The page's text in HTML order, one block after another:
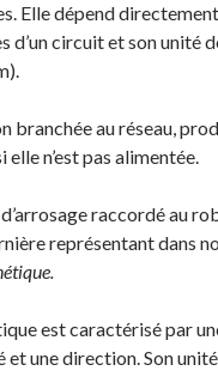
Elle dépend
d’un circuit et son unité
branchée au réseau,
n’est pas alimentée.
raccordé au
représentant dans
est caractérisé par
et une direction. Son